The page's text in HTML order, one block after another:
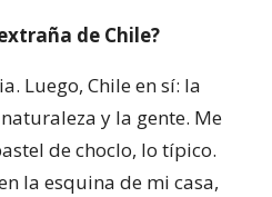
de Chile?
Luego, Chile en sí: la
y la gente. Me
de choclo, lo típico.
la esquina de mi casa,